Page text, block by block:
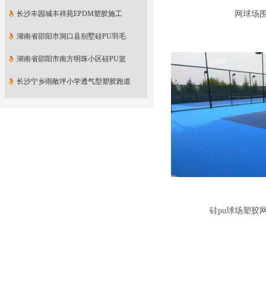
网球场
硅pu球场塑胶
长沙丰园城丰祥苑EPDM塑胶施工
湖南省邵阳市洞口县别墅硅PU羽毛
湖南省邵阳市南方明珠小区硅PU篮
长沙宁乡雨敞坪小学透气型塑胶跑道